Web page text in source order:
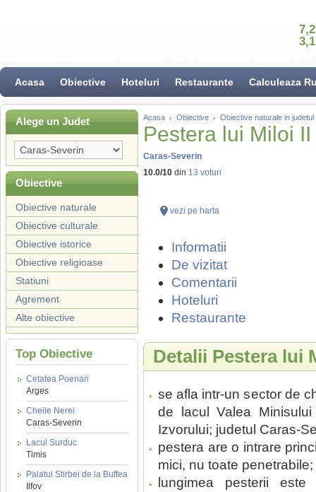
Acasa Obiective Hoteluri Restaurante Calculeaza
Alege un Judet
Obiective
Obiective naturale
Obiective culturale
Obiective istorice
Obiective religioase
Statiuni
Agrement
Alte obiective
Top Obiective
Cetatea Poenari
Arges
Cheile Nerei
Caras-Severin
Lacul Surduc
Timis
Palatul Stirbei de la Buftea
Ilfov
Acasa Obiective Obiective naturale in
Pestera lui Miloi II
Caras-Severin
10.0/10 din 13 voturi
vezi pe harta
Informatii
De vizitat
Comentarii
Hoteluri
Restaurante
Detalii Pestera lui
se afla intr-un sector de
de lacul Valea
Izvorului; judetul Caras-
pestera are o intrare
mici, nu toate penetrabile;
lungimea pesterii